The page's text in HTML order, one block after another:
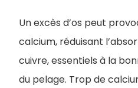
Un excès d’os peut
calcium, réduisant
cuivre, essentiels à la
du pelage. Trop de